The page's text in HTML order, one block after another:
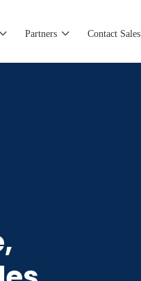
Partners Contact Sales